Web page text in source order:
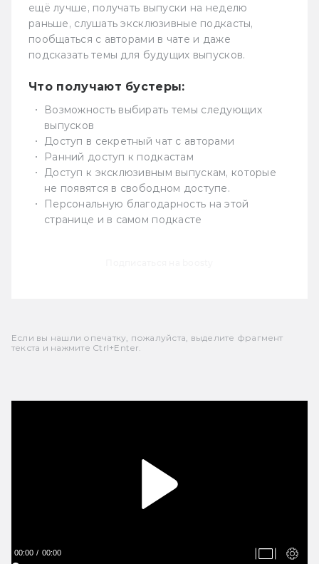
ещё лучше, получать выпуски на неделю
раньше, слушать эксклюзивные подкасты,
пообщаться с авторами в чате и даже
подсказать темы для будущих выпусков.
Что получают бустеры:
Возможность выбирать темы следующих
выпусков
Доступ в секретный чат с авторами
Ранний доступ к подкастам
Доступ к эксклюзивным выпускам, которые
не появятся в свободном доступе.
Персональную благодарность на этой
странице и в самом подкасте
Если вы нашли опечатку, пожалуйста, выделите фрагмент
текста и нажмите Ctrl+Enter.
00:00 00:00